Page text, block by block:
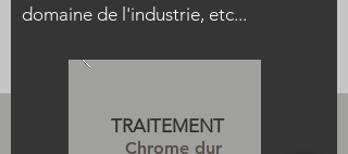
domaine de l'industrie, etc...
TRAITEMENT
Chrome dur